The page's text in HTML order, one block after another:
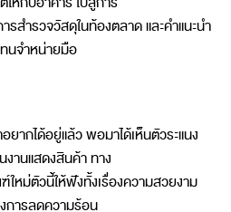
รสำรวจวัสดุในท้องตลาด และคำแนะนำ
นจำหน่ายมือ
ยากได้อยู่แล้ว พอมาได้เห็นตัวระแนง
านแสดงสินค้า ทาง
หม่ตัวนี้ให้ฟังทั้งเรื่องความสวยงาม
การลดความร้อน